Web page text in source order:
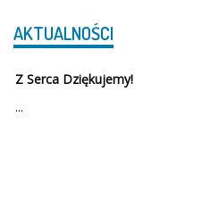
AKTUALNOŚCI
Z Serca Dziękujemy!
...